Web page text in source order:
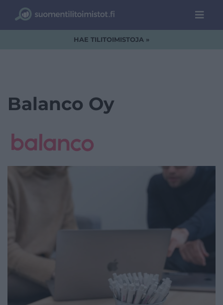
HAE TILITOIMISTOJA »
Balanco Oy